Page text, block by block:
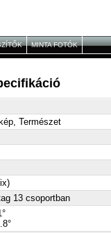
MINTA FOTÓK
Természet
13 csoportban